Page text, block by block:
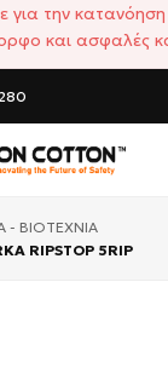
για την
και ασφαλές
- ΒΙΟΤΕΧΝΊΑ
RIPSTOP 5RIP